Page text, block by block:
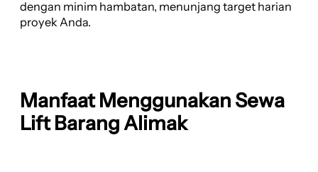
dengan minim hambatan, menunjang target harian
proyek Anda.
Manfaat Menggunakan Sewa
Lift Barang Alimak